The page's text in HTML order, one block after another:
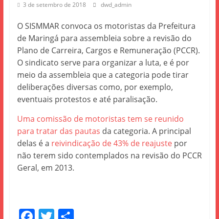
3 de setembro de 2018 dwd_admin
O SISMMAR convoca os motoristas da Prefeitura
de Maringá para assembleia sobre a revisão do
Plano de Carreira, Cargos e Remuneração (PCCR).
O sindicato serve para organizar a luta, e é por
meio da assembleia que a categoria pode tirar
deliberações diversas como, por exemplo,
eventuais protestos e até paralisação.
Uma comissão de motoristas tem se reunido
para tratar das pautas da categoria. A principal
delas é a reivindicação de 43% de reajustepor
não terem sido contemplados na revisão do PCCR
Geral, em 2013.